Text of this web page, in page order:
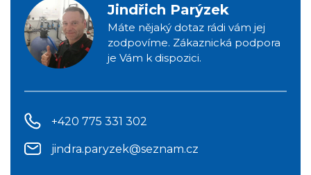
Jindřich Parýzek
Máte nějaký dotaz rádi vám jej
zodpovíme. Zákaznická podpora
je Vám k dispozici.
+420 775 331 302
jindra.paryzek@seznam.cz